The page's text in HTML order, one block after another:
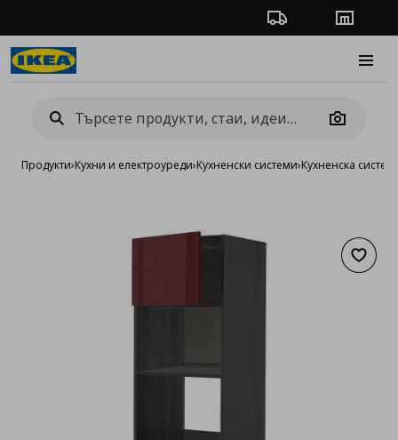
Проследяване на
Camera
Продукти›Кухни и електроуреди›Кухненски системи›Кухненска